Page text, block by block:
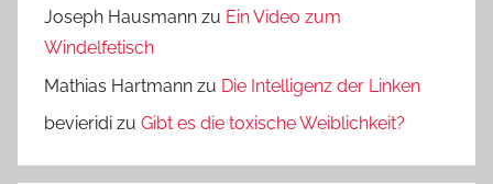
Joseph Hausmann zu Ein Video zum
Windelfetisch
Mathias Hartmann zu Die Intelligenz der Linken
bevieridi zu Gibt es die toxische Weiblichkeit?